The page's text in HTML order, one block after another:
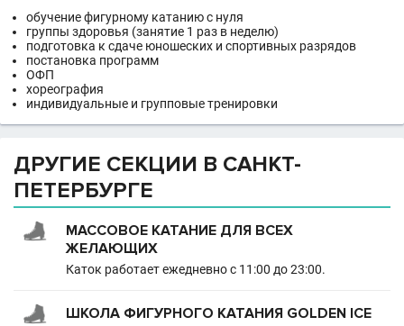
обучение фигурному катанию с нуля
группы здоровья (занятие 1 раз в неделю)
подготовка к сдаче юношеских и спортивных разрядов
постановка программ
ОФП
хореография
индивидуальные и групповые тренировки
ДРУГИЕ СЕКЦИИ В САНКТ-
ПЕТЕРБУРГЕ
МАССОВОЕ КАТАНИЕ ДЛЯ ВСЕХ
ЖЕЛАЮЩИХ
Каток работает ежедневно с 11:00 до 23:00.
ШКОЛА ФИГУРНОГО КАТАНИЯ GOLDEN ICE